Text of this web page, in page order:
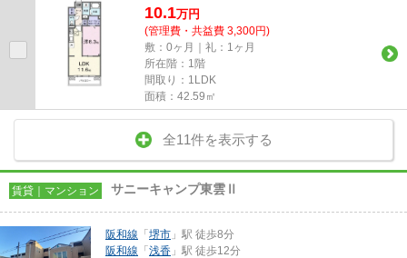
10.1万円
(管理費・共益費 3,300円)
敷：0ヶ月｜礼：1ヶ月
所在階：1階
間取り：1LDK
面積：42.59㎡
全11件を表示する
賃貸｜マンション サニーキャンプ東雲Ⅱ
阪和線 「 堺市 」駅 徒歩8分
阪和線 「 浅香 」駅 徒歩12分